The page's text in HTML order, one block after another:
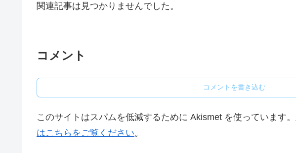
関連記事は見つかりませんでした。
コメント
コメントを書き込む
このサイトはスパムを低減するために Akismet を使っています。
はこちらをご覧ください。